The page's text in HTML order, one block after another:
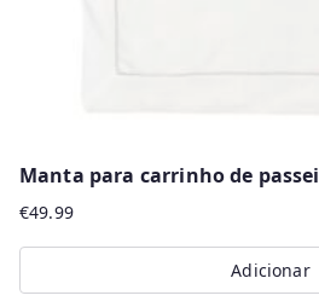
Manta para carrinho de
€49.99
Adicionar